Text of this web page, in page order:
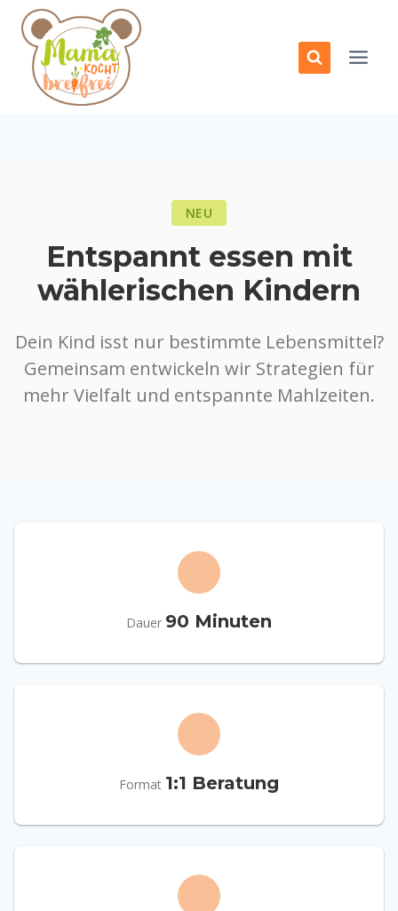
Zum
Inhalt
springen
NEU
Entspannt essen mit
wählerischen Kindern
Dein Kind isst nur bestimmte Lebensmittel?
Gemeinsam entwickeln wir Strategien für
mehr Vielfalt und entspannte Mahlzeiten.
Dauer 90 Minuten
Format 1:1 Beratung